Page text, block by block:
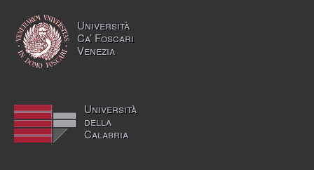
Università
Ca’ Foscari
Venezia
Università
della
Calabria